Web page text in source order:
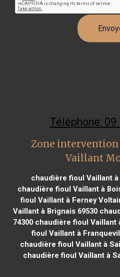
Téléphone: 09
Zone
Vaillant
chaudière fioul Vaillant à
chaudière fioul Vaillant à
fioul Vaillant à Ferney
Vaillant à Brignais 69530
74300 chaudière fioul Vaillant
fioul Vaillant à
chaudière fioul Vaillant à
chaudière fioul Vaillant à